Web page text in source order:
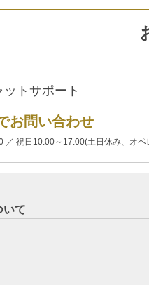
ットサポート
お問い合わせ
／ 祝日10:00～17:00(土日休み、オペ
いて